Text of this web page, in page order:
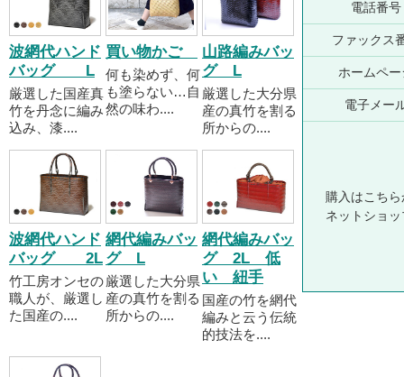
波網代ハンド
バッグ L
厳選した国産真
竹を丹念に編み
込み、漆....
買い物かご
何も染めず、何
も塗らない…自
然の味わ....
山路編みバッ
グ L
厳選した大分県
産の真竹を割る
所からの....
波網代ハンド
バッグ 2L
竹工房オンセの
職人が、厳選し
た国産の....
網代編みバッ
グ L
厳選した大分県
産の真竹を割る
所からの....
網代編みバッ
グ 2L 低
い 紐手
国産の竹を網代
編みと云う伝統
的技法を....
電話番号
ファックス
ホームペー
電子メー
購入はこちら
ネットショ